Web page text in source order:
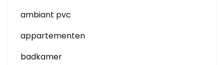
ambiant pvc
appartementen
badkamer